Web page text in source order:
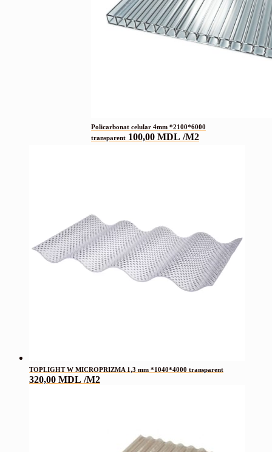
Policarbonat celular 4mm *2100*6000
transparent 100,00 MDL /M2
TOPLIGHT W MICROPRIZMA 1,3 mm *1040*4000 transparent
320,00 MDL /M2